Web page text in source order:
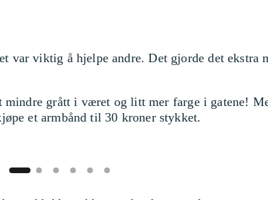
var viktig å hjelpe andre. Det gjorde det ekstra
grått i været og litt mer farge i gatene!
et armbånd til 30 kroner stykket.